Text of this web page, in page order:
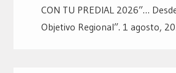
CON TU PREDIAL 2026”…
Objetivo Regional”. 1 agosto,